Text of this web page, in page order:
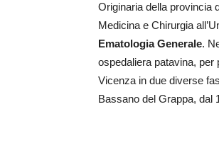
Originaria della provincia
Medicina e Chirurgia
Ematologia Generale.
ospedaliera patavina,
Vicenza in due diverse
Bassano del Grappa, dal